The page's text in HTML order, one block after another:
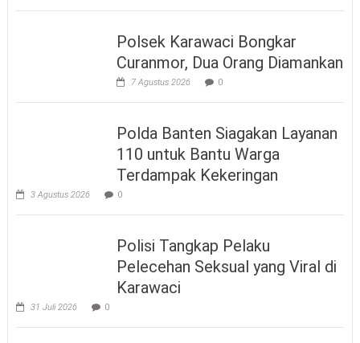
Polsek Karawaci Bongkar
Curanmor, Dua Orang Diamankan
7 Agustus 2026 0
Polda Banten Siagakan Layanan
110 untuk Bantu Warga
Terdampak Kekeringan
3 Agustus 2026 0
Polisi Tangkap Pelaku
Pelecehan Seksual yang Viral di
Karawaci
31 Juli 2026 0